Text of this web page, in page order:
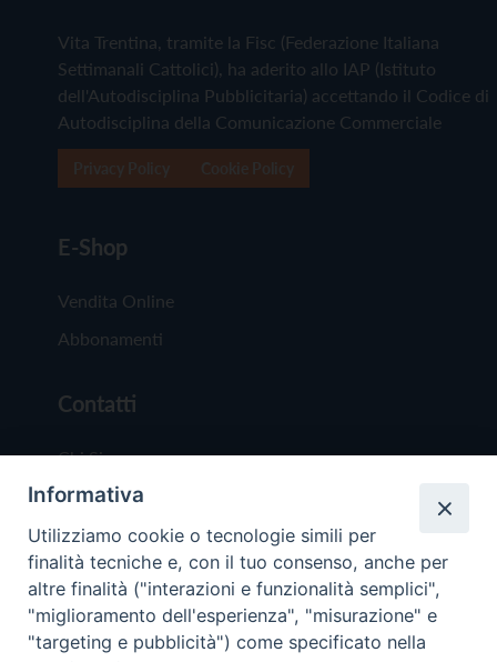
Vita Trentina, tramite la Fisc (Federazione Italiana
Settimanali Cattolici), ha aderito allo IAP (Istituto
dell'Autodisciplina Pubblicitaria) accettando il Codice di
Autodisciplina della Comunicazione Commerciale
E-Shop
Vendita Online
Abbonamenti
Contatti
Chi Siamo
Redazione
Scrivici
Informativa
Utilizziamo cookie o tecnologie simili per
finalità tecniche e, con il tuo consenso, anche per
altre finalità ("interazioni e funzionalità semplici",
"miglioramento dell'esperienza", "misurazione" e
"targeting e pubblicità") come specificato nella